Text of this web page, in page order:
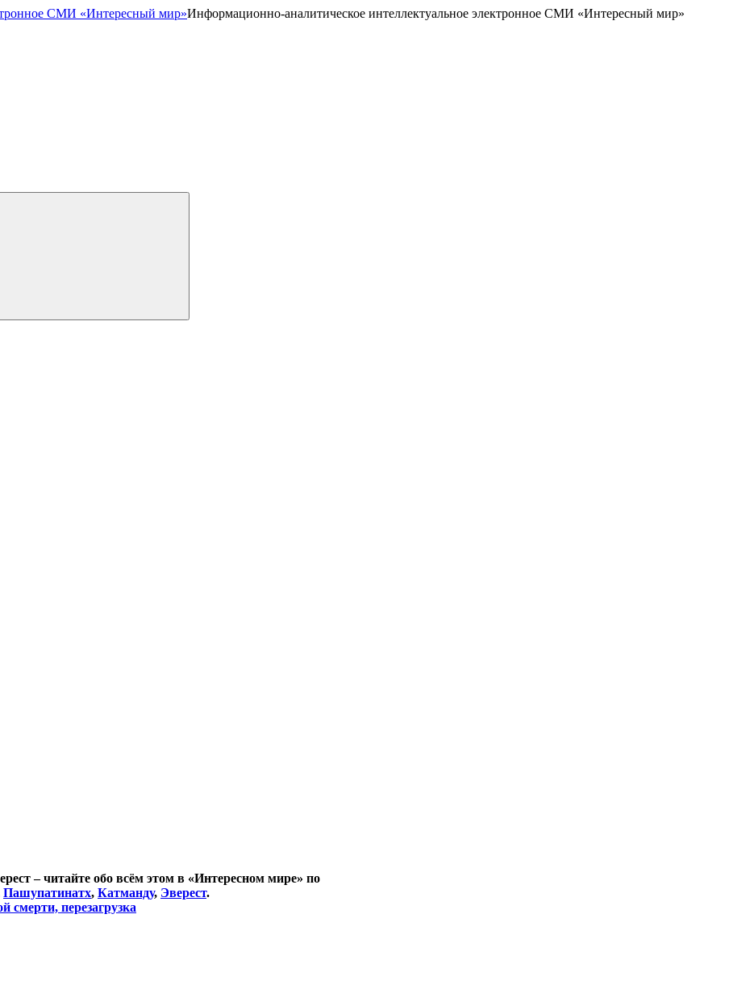
Информационно-аналитическое интеллектуальное электронное СМИ «Интересный мир»
– читайте обо всём этом в «Интересном мире» по
Пашупатинатх, Катманду, Эверест.
смерти, перезагрузка